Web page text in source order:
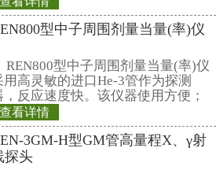
应用实绩
冷轧5 机架上使用X 射线测量设备以来
提高，到目前X 射线测量设备已达25 套
X 射线测量设备，也逐步将老的主生产线
量包括厚度、凸度、边缘降、锌层厚度、
以前的单点测量发展到对带钢整个横断面
，可以根据需要对不同成分层进行的实时
线测量技术也需要一个不断完善和发展的
计上的缺陷和没有充分考虑到现场环境因
冷却问题，提高了X 射线源的使用寿命；
和精度；成功地完成了X 射线源、探测器